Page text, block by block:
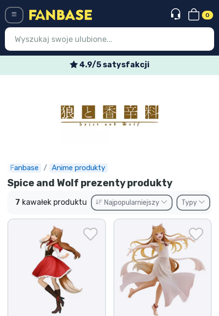
0
4.9/5 satysfakcji
Fanbase Anime produkty
Spice and Wolf prezenty produkty
7 kawałek produktu Najpopularniejszy Typy
Najnowsze rzeczy
Przedsprzedaż
Outlet produkty
Wysyłka i płatność
Rzeczy seryjne
Rzeczy filmowe
Wspaniałe rzeczy